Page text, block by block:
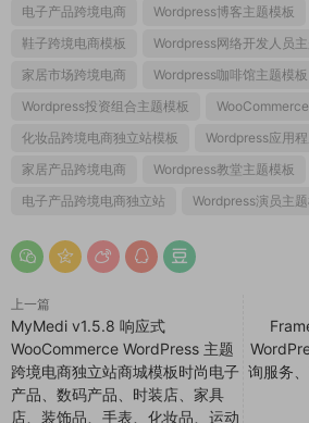
电子产品跨境电商
Wordpress博客主题模板
鞋子跨境电商模板
Wordpress网络开发人员
家居市场跨境电商
Wordpress咖啡馆主题模板
Wordpress投资组合主题模板
化妆品跨境电商独立站模板
Wordpress应用
家居产品跨境电商
Wordpress教堂主题模板
电子产品跨境电商独立站
Wordpress演员主题
上一篇
MyMedi v1.5.8 响应式
WooCommerce WordPress 主题
跨境电商独立站商城模板时尚电子
产品、数码产品、时装店、家具
店、装饰品、手表、化妆品、运动
询服务